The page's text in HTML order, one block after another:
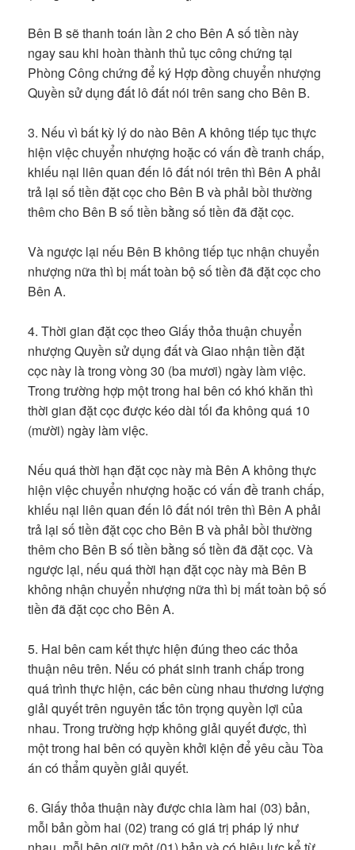
Bên B sẽ thanh toán lần 2 cho Bên A số tiền này
ngay sau khi hoàn thành thủ tục công chứng tại
Phòng Công chứng để ký Hợp đồng chuyển nhượng
Quyền sử dụng đất lô đất nói trên sang cho Bên B.
3. Nếu vì bất kỳ lý do nào Bên A không tiếp tục thực
hiện việc chuyển nhượng hoặc có vấn đề tranh chấp,
khiếu nại liên quan đến lô đất nói trên thì Bên A phải
trả lại số tiền đặt cọc cho Bên B và phải bồi thường
thêm cho Bên B số tiền bằng số tiền đã đặt cọc.
Và ngược lại nếu Bên B không tiếp tục nhận chuyển
nhượng nữa thì bị mất toàn bộ số tiền đã đặt cọc cho
Bên A.
4. Thời gian đặt cọc theo Giấy thỏa thuận chuyển
nhượng Quyền sử dụng đất và Giao nhận tiền đặt
cọc này là trong vòng 30 (ba mươi) ngày làm việc.
Trong trường hợp một trong hai bên có khó khăn thì
thời gian đặt cọc được kéo dài tối đa không quá 10
(mười) ngày làm việc.
Nếu quá thời hạn đặt cọc này mà Bên A không thực
hiện việc chuyển nhượng hoặc có vấn đề tranh chấp,
khiếu nại liên quan đến lô đất nói trên thì Bên A phải
trả lại số tiền đặt cọc cho Bên B và phải bồi thường
thêm cho Bên B số tiền bằng số tiền đã đặt cọc. Và
ngược lại, nếu quá thời hạn đặt cọc này mà Bên B
không nhận chuyển nhượng nữa thì bị mất toàn bộ số
tiền đã đặt cọc cho Bên A.
5. Hai bên cam kết thực hiện đúng theo các thỏa
thuận nêu trên. Nếu có phát sinh tranh chấp trong
quá trình thực hiện, các bên cùng nhau thương lượng
giải quyết trên nguyên tắc tôn trọng quyền lợi của
nhau. Trong trường hợp không giải quyết được, thì
một trong hai bên có quyền khởi kiện để yêu cầu Tòa
án có thẩm quyền giải quyết.
6. Giấy thỏa thuận này được chia làm hai (03) bản,
mỗi bản gồm hai (02) trang có giá trị pháp lý như